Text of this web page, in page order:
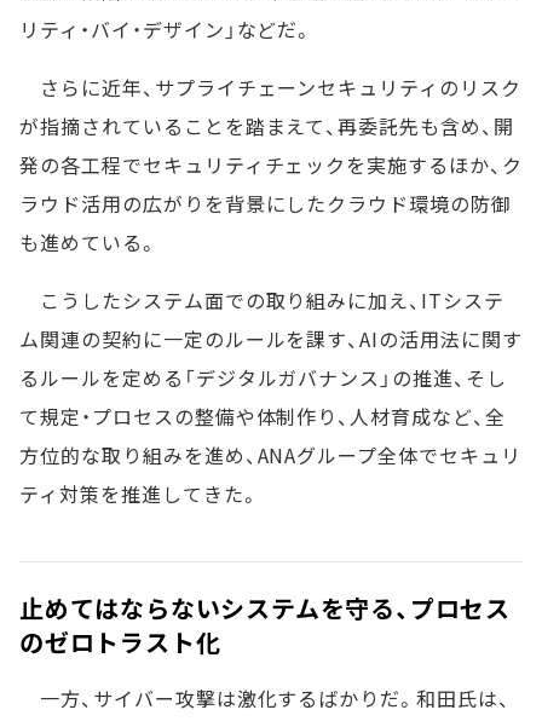
リティ・バイ・デザイン」などだ。
さらに近年、サプライチェーンセキュリティのリスク
が指摘されていることを踏まえて、再委託先も含め、開
発の各工程でセキュリティチェックを実施するほか、ク
ラウド活用の広がりを背景にしたクラウド環境の防御
も進めている。
こうしたシステム面での取り組みに加え、ITシステ
ム関連の契約に一定のルールを課す、AIの活用法に関す
るルールを定める「デジタルガバナンス」の推進、そし
て規定・プロセスの整備や体制作り、人材育成など、全
方位的な取り組みを進め、ANAグループ全体でセキュリ
ティ対策を推進してきた。
止めてはならないシステムを守る、プロセス
のゼロトラスト化
一方、サイバー攻撃は激化するばかりだ。和田氏は、